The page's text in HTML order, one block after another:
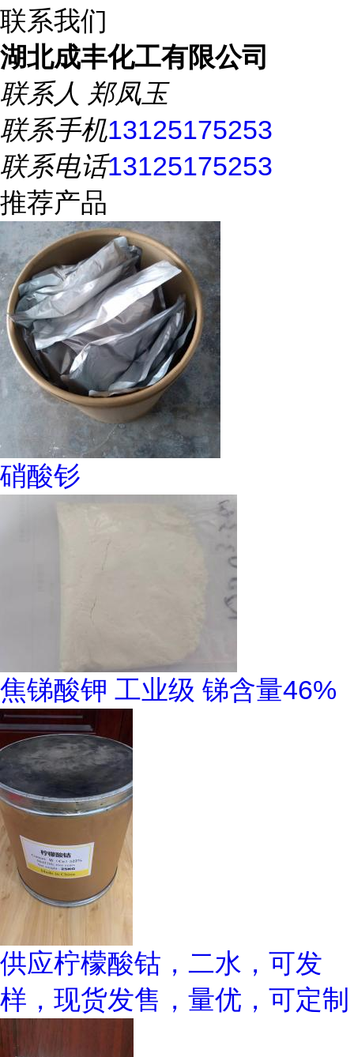
联系我们
湖北成丰化工有限公司
联系人 郑凤玉
联系手机13125175253
联系电话13125175253
推荐产品
硝酸钐
焦锑酸钾 工业级 锑含量46%
供应柠檬酸钴，二水，可发
样，现货发售，量优，可定制